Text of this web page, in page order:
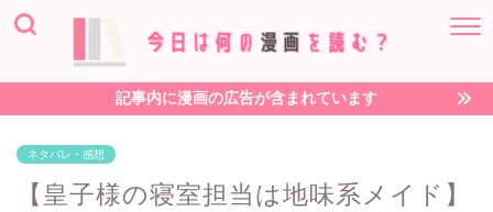
記事内に漫画の広告が含まれています
ネタバレ・感想
【皇子様の寝室担当は地味系メイド】